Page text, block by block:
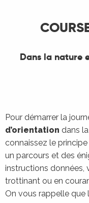
Dans la nature
Pour démarrer la
d’orientation dans
connaissez le
un parcours et des
instructions données,
trottinant ou en
On vous rappelle